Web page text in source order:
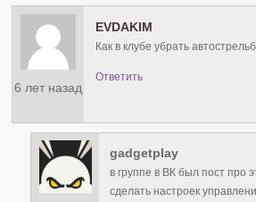
6 лет назад
EVDAKIM
Как в клубе убрать
Ответить
gadgetplay
в группе в ВК был пост про
сделать настроек